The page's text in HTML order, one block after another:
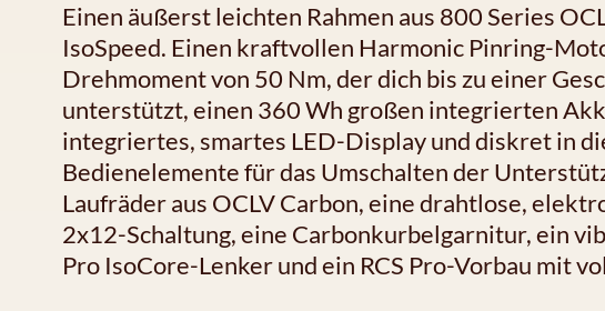
Einen äußerst leichten Rahmen aus 800 Series
IsoSpeed. Einen kraftvollen Harmonic Pinring-
Drehmoment von 50 Nm, der dich bis zu einer
unterstützt, einen 360 Wh großen integrierten
integriertes, smartes LED-Display und diskret in
Bedienelemente für das Umschalten der
Laufräder aus OCLV Carbon, eine drahtlose,
2x12-Schaltung, eine Carbonkurbelgarnitur, ein
Pro IsoCore-Lenker und ein RCS Pro-Vorbau mit